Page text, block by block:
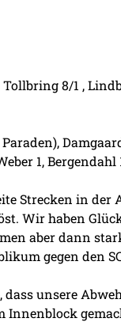
8/1 ,
1, Bergendahl
Strecken in
Wir haben
aber dann
gegen den
dass unsere